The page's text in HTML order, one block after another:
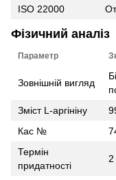
ISO 22000
Фізичний аналіз
Параметр
Зовнішній вигляд
Зміст L-аргініну
Кас №
Термін
придатності
2